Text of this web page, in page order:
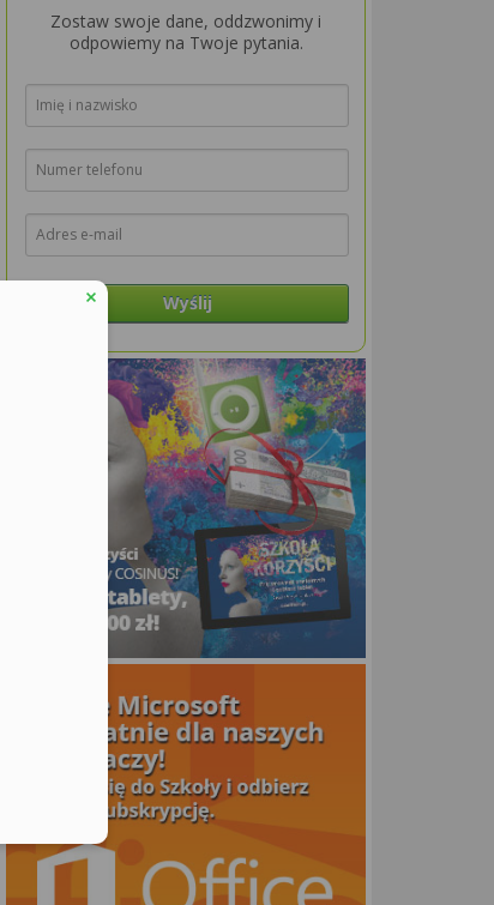
Zostaw swoje dane, oddzwonimy i
odpowiemy na Twoje pytania.
Wyślij